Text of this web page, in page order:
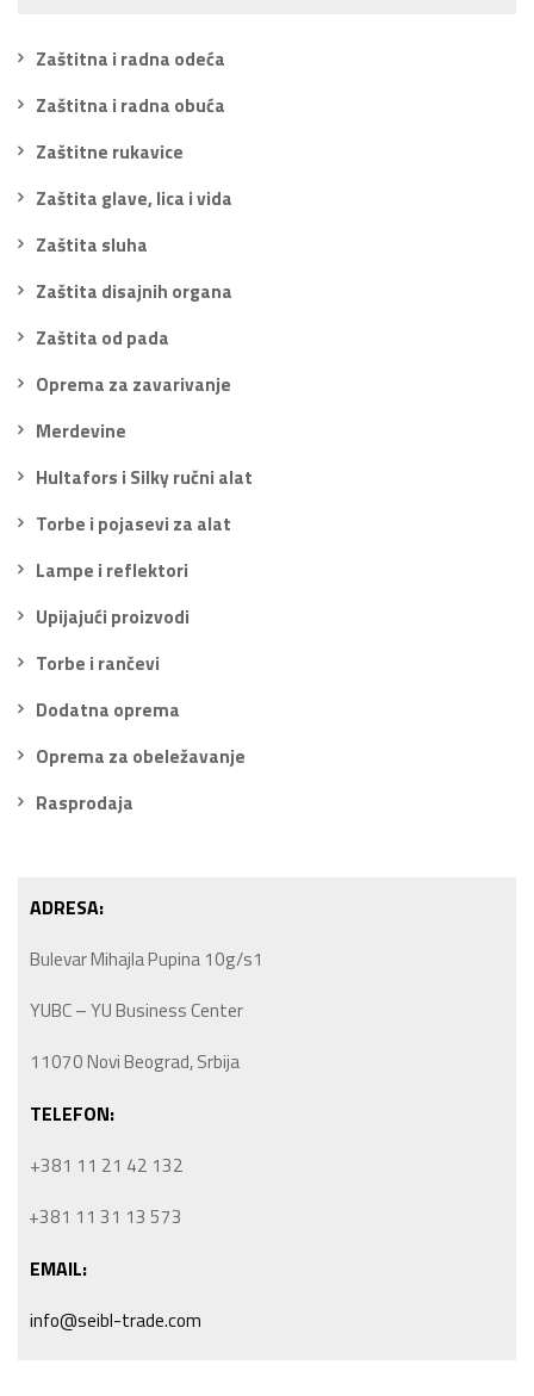
Zaštitna i radna odeća
Zaštitna i radna obuća
Zaštitne rukavice
Zaštita glave, lica i vida
Zaštita sluha
Zaštita disajnih organa
Zaštita od pada
Oprema za zavarivanje
Merdevine
Hultafors i Silky ručni alat
Torbe i pojasevi za alat
Lampe i reflektori
Upijajući proizvodi
Torbe i rančevi
Dodatna oprema
Oprema za obeležavanje
Rasprodaja
ADRESA:
Bulevar Mihajla Pupina 10g/s1
YUBC – YU Business Center
11070 Novi Beograd, Srbija
TELEFON:
+381 11 21 42 132
+381 11 31 13 573
EMAIL:
info@seibl-trade.com